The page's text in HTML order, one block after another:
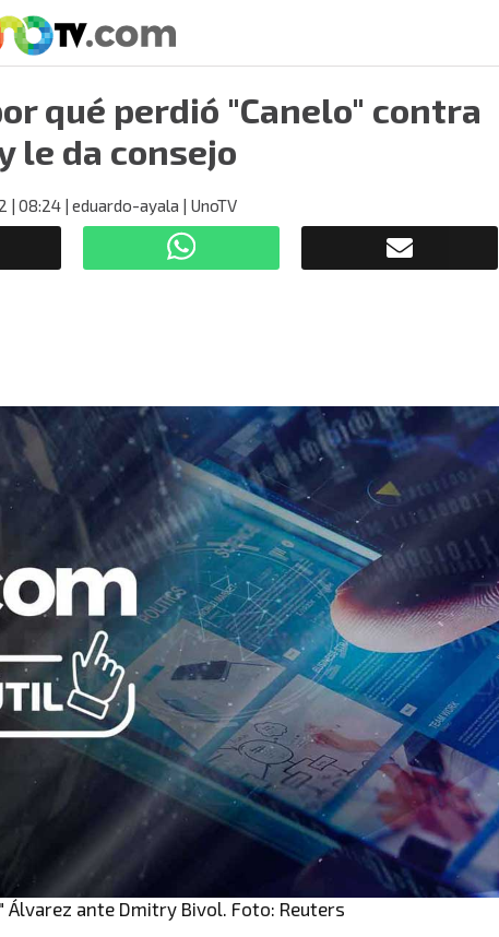
qué perdió "Canelo" contra
le da consejo
| 08:24| eduardo-ayala | UnoTV
Álvarez ante Dmitry Bivol. Foto: Reuters